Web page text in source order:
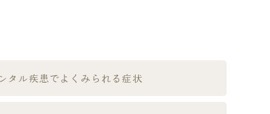
タル疾患でよくみられる症状